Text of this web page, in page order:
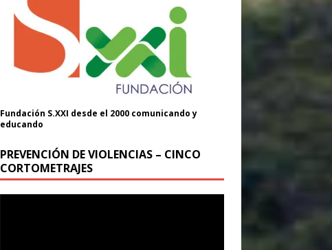
Fundación S.XXI desde el 2000 comunicando y
educando
PREVENCIÓN DE VIOLENCIAS – CINCO
CORTOMETRAJES